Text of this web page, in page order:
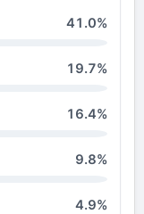
41.0%
19.7%
16.4%
9.8%
4.9%